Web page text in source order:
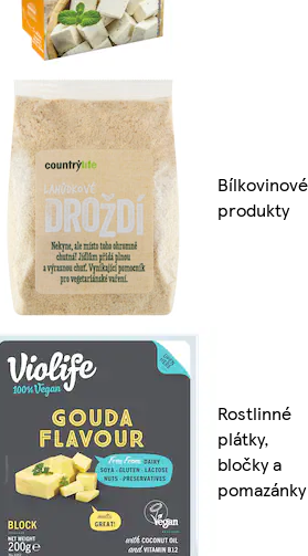
Bílkovinové
produkty
Rostlinné
plátky,
bločky a
pomazánky